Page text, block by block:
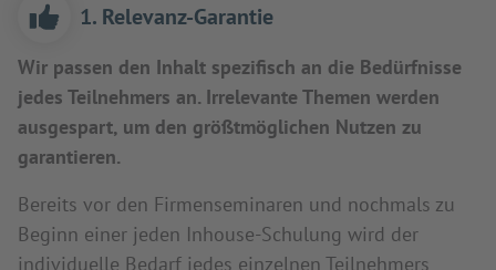
1. Relevanz-Garantie
Wir passen den Inhalt spezifisch an die Bedürfnisse
jedes Teilnehmers an. Irrelevante Themen werden
ausgespart, um den größtmöglichen Nutzen zu
garantieren.
Bereits vor den Firmenseminaren und nochmals zu
Beginn einer jeden Inhouse-Schulung wird der
individuelle Bedarf jedes einzelnen Teilnehmers